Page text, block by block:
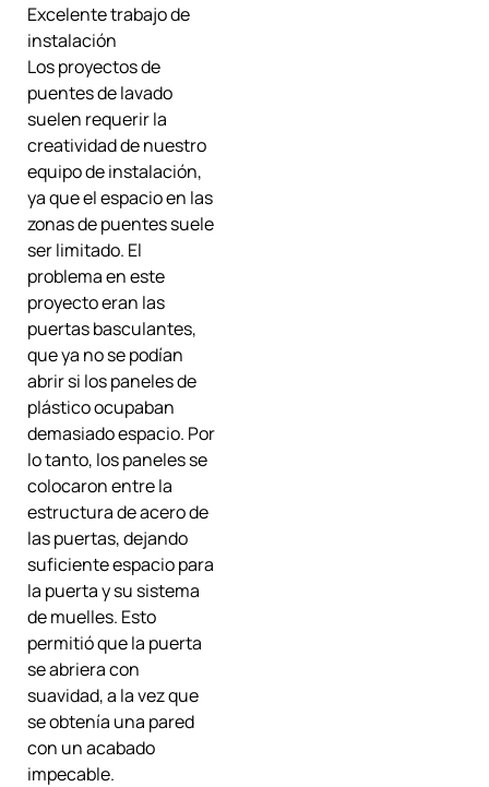
Excelente trabajo de
instalación
Los proyectos de
puentes de lavado
suelen requerir la
creatividad de nuestro
equipo de instalación,
ya que el espacio en las
zonas de puentes suele
ser limitado. El
problema en este
proyecto eran las
puertas basculantes,
que ya no se podían
abrir si los paneles de
plástico ocupaban
demasiado espacio. Por
lo tanto, los paneles se
colocaron entre la
estructura de acero de
las puertas, dejando
suficiente espacio para
la puerta y su sistema
de muelles. Esto
permitió que la puerta
se abriera con
suavidad, a la vez que
se obtenía una pared
con un acabado
impecable.